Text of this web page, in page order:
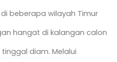
beberapa wilayah Timur
hangat di kalangan calon
diam. Melalui